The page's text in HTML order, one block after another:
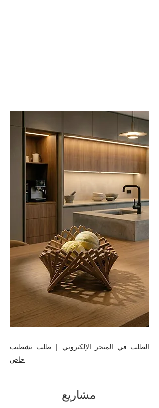
الطلب في المتجر الإلكتروني | طلب تشطيب
خاص
مشاريع